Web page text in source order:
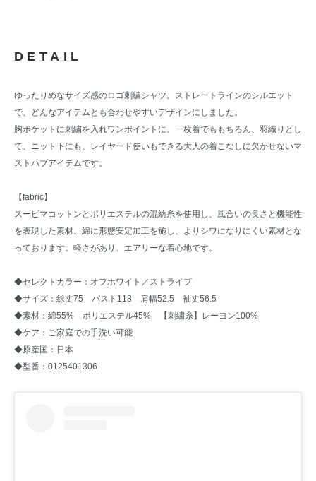
DETAIL
ゆったりめなサイズ感のロゴ刺繍シャツ。ストレートラインのシルエット
で、どんなアイテムとも合わせやすいデザインにしました。
胸ポケットに刺繍を入れワンポイントに。一枚着でももちろん、羽織りとし
て、ニット下にも、レイヤード使いもできる大人の着こなしに欠かせないマ
ストハブアイテムです。
【fabric】
スーピマコットンとポリエステルの混紡糸を使用し、風合いの良さと機能性
を表現した素材。綿に形態安定加工を施し、よりシワになりにくい素材とな
っております。軽さがあり、エアリーな着心地です。
◆セレクトカラー：オフホワイト／ストライプ
◆サイズ：総丈75 バスト118 肩幅52.5 袖丈56.5
◆素材：綿55% ポリエステル45% 【刺繍糸】レーヨン100%
◆ケア：ご家庭での手洗い可能
◆原産国：日本
◆型番：0125401306